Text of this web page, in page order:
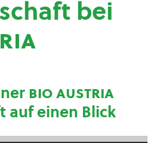
bei
bio austria
auf einen Blick